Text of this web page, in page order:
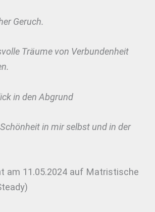
Geruch.
Träume von Verbundenheit
in den Abgrund
in mir selbst und in der
am 11.05.2024 auf Matristische